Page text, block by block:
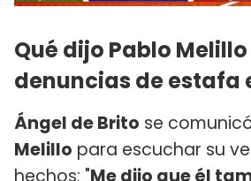
Qué dijo Pablo
denuncias de estafa
Ángel de Brito se
Melillo para escuchar su
hechos: "Me dijo que él